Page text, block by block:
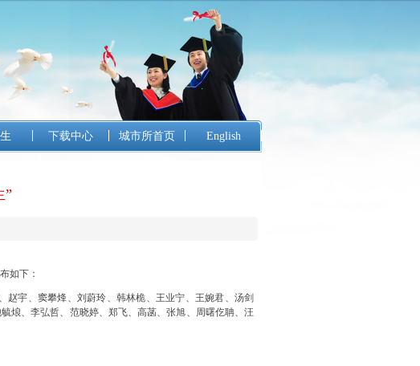
下载中心 城市所首页 English
”
如下：
宇、窦攀烽、刘蔚玲、韩林桅、王业宁、王婉君、汤剑
烺、李弘哲、范晓婷、郑飞、高菡、张旭、周曙仡聃、汪